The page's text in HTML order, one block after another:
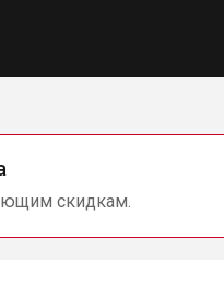
скидкам.